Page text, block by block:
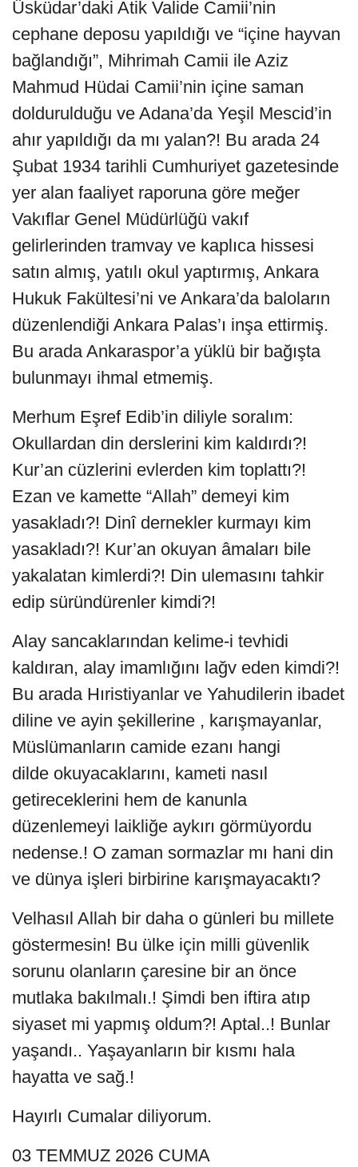
Üsküdar’daki Atik Valide Camii’nin
cephane deposu yapıldığı ve “içine hayvan
bağlandığı”, Mihrimah Camii ile Aziz
Mahmud Hüdai Camii’nin içine saman
doldurulduğu ve Adana’da Yeşil Mescid’in
ahır yapıldığı da mı yalan?! Bu arada 24
Şubat 1934 tarihli Cumhuriyet gazetesinde
yer alan faaliyet raporuna göre meğer
Vakıflar Genel Müdürlüğü vakıf
gelirlerinden tramvay ve kaplıca hissesi
satın almış, yatılı okul yaptırmış, Ankara
Hukuk Fakültesi’ni ve Ankara’da baloların
düzenlendiği Ankara Palas’ı inşa ettirmiş.
Bu arada Ankaraspor’a yüklü bir bağışta
bulunmayı ihmal etmemiş.
Merhum Eşref Edib’in diliyle soralım:
Okullardan din derslerini kim kaldırdı?!
Kur’an cüzlerini evlerden kim toplattı?!
Ezan ve kamette “Allah” demeyi kim
yasakladı?! Dinî dernekler kurmayı kim
yasakladı?! Kur’an okuyan âmaları bile
yakalatan kimlerdi?! Din ulemasını tahkir
edip süründürenler kimdi?!
Alay sancaklarından kelime-i tevhidi
kaldıran, alay imamlığını lağv eden kimdi?!
Bu arada Hıristiyanlar ve Yahudilerin ibadet
diline ve ayin şekillerine , karışmayanlar,
Müslümanların camide ezanı hangi
dilde okuyacaklarını, kameti nasıl
getireceklerini hem de kanunla
düzenlemeyi laikliğe aykırı görmüyordu
nedense.! O zaman sormazlar mı hani din
ve dünya işleri birbirine karışmayacaktı?
Velhasıl Allah bir daha o günleri bu millete
göstermesin! Bu ülke için milli güvenlik
sorunu olanların çaresine bir an önce
mutlaka bakılmalı.! Şimdi ben iftira atıp
siyaset mi yapmış oldum?! Aptal..! Bunlar
yaşandı.. Yaşayanların bir kısmı hala
hayatta ve sağ.!
Hayırlı Cumalar diliyorum.
03 TEMMUZ 2026 CUMA